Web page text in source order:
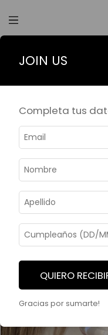
Filtrar
Inicio
JOIN US
Completa tus
QUIERO
Gracias por sumarte!